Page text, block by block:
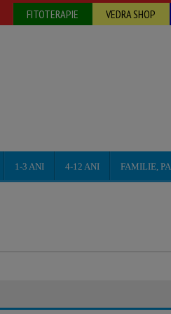
FITOTERAPIE VEDRA SHOP
1-3 ANI 4-12 ANI FAMILIE,